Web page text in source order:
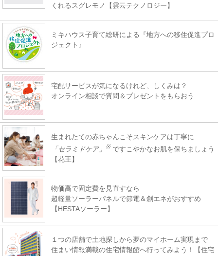
くれるスグレモノ【雲云テクノロジー】
ミキハウス子育て総研による『地方への移住促進プロ
ジェクト』
宅配サービスが気になるけれど、しくみは？
オンライン相談で質問＆プレゼントをもらおう
生まれたての赤ちゃんこそスキンケアは丁寧に
「セラミドケア」
※ ですこやかなお肌を保ちましょう
【花王】
物価高で固定費を見直すなら
超軽量ソーラーパネルで節電＆創エネがおすすめ
【HESTAソーラー】
１つの店舗で土地探しから夢のマイホーム実現まで
住まい情報満載の住宅情報館へ行ってみよう！【住宅